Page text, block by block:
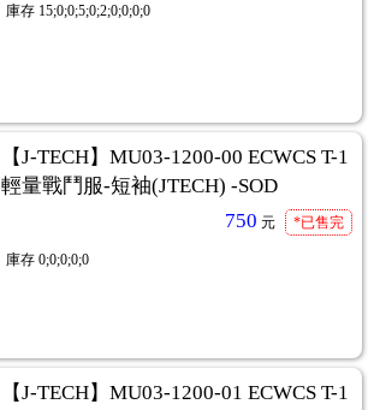
庫存 15;0;0;5;0;2;0;0;0;0
【J-TECH】MU03-1200-00 ECWCS T-1
輕量戰鬥服-短袖(JTECH) -SOD
750 元 *已售完
庫存 0;0;0;0;0
【J-TECH】MU03-1200-01 ECWCS T-1